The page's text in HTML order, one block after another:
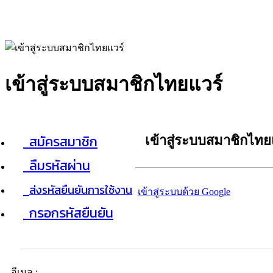
เข้าสู่ระบบสมาชิกไทยแวร์
สมัครสมาชิก
ลืมรหัสผ่าน
ส่งรหัสยืนยันการใช้งาน
กรอกรหัสยืนยัน
เข้าสู่ระบบสมาชิกไท
เข้าสู่ระบบด้วย Google